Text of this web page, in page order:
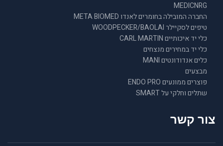
MEDICNRG
החברה המובילה בחומרים לאנדו META BIOMED
טיפים לסקיילר WOODPECKER/BAOLAI
כלי יד איכותיים CARL MARTIN
כלי יד במחירים מנצחים
כלים אנדודונטים MANI
מבצעים
פוצרים ממונעים ENDO PRO
שתלים וחלקי על SMART
צור קשר